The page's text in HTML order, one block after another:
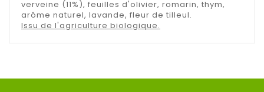
verveine (11%), feuilles d'olivier, romarin, thym,
arôme naturel, lavande, fleur de tilleul.
Issu de l'agriculture biologique.